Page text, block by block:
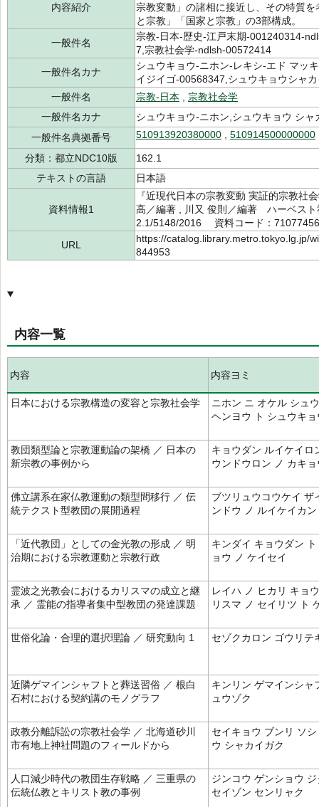
内容紹介
宗教変動」の諸相に接近し、その特質
と宗教」「国家と宗教」の3部構成。
一般件名
宗教-日本-歴史-江戸末期-001240314-
7,宗教社会学-ndlsh-00572414
一般件名カナ
シュウキョウ-ニホン-レキシ-エド マッ
イジイゴ-00568347,シュウキョウシャ
一般件名
宗教-日本
宗教社会学
一般件名カナ
シュウキョウ-ニホン,シュウキョウ シャ
一般件名典拠番号
510913920380000 510914500000000
分類：都立NDC10版
162.1
テキストの言語
日本語
資料情報1
『近現代日本の宗教変動 実証的宗教
高／編著 , 川又 俊則／編著 ハーベス
2.1/5148/2016 資料コード：
URL
https://catalog.library.metro.tokyo.lg.jp/
844953
内容一覧
内容 内容ヨミ
日本における宗教構造の変容と宗教社会学
ニホン ニ オケル シュ
ヘンヨウ ト シュウキ
教団類型論と宗教運動論の架橋 ／ 日本の
新宗教の事例から
キョウダン ルイケイロ
ウンドウロン ノ カキョ
佛立講系在家仏教運動の類型間移行 ／ 伝
統テクスト型教団の展開過程
ブツリュウコウケイ ザ
ンドウ ノ ルイケイカ
「近代教団」としての金光教の形成 ／ 明
治期における宗教運動と宗教行政
キンダイ キョウダン
ョウ ノ ケイセイ
霊波之光教会におけるカリスマの成立と継
承 ／ 霊能の指導者集中型教団の発達課題
レイハ ノ ヒカリ キョ
リスマ ノ セイリツ ト
世俗化論・合理的選択理論 ／ 研究動向 1 セゾクカロン ゴウリテ
近隣ゲマインシャフトと葬送習俗 ／ 根白
石村における契約講のモノグラフ
キンリン ゲマインシャ
ュウゾク
政教分離訴訟の宗教社会学 ／ 北海道砂川
市有地上神社問題のフィールドから
セイキョウ ブンリ ソ
ウ シャカイガク
人口減少時代の教団生存戦略 ／ 三重県の
伝統仏教とキリスト教の事例
ジンコウ ゲンショウ
セイゾン センリャク